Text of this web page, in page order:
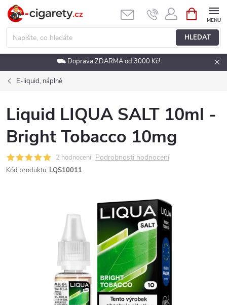
Přejít
obsah
HLEDAT
NÁKUPNÍ
KOŠÍK
⛟ Doprava ZDARMA od 3000 Kč!
E-liquid, náplně
Liquid LIQUA SALT 10ml -
Bright Tobacco 10mg
2 hodnocení Podrobnosti hodnocení
Kód produktu: LQS10011